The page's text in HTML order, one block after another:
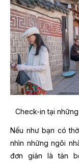
Check-in tại
Nếu như bạn có
nhìn những ngôi
đơn giản là tản